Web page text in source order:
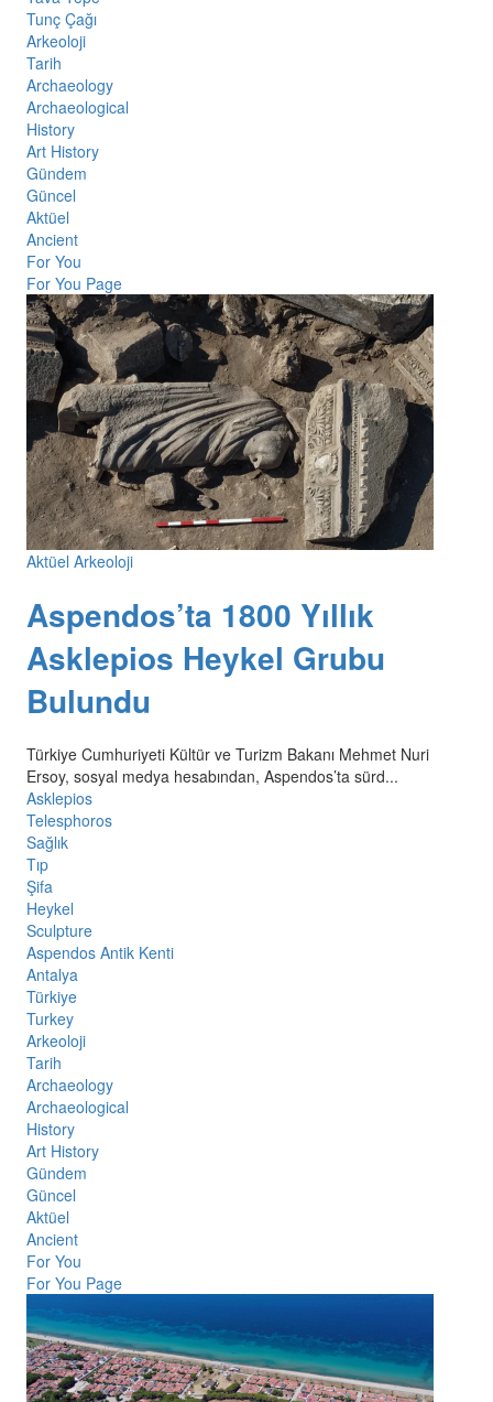
Tunç Çağı
Arkeoloji
Tarih
Archaeology
Archaeological
History
Art History
Gündem
Güncel
Aktüel
Ancient
For You
For You Page
Aktüel Arkeoloji
Aspendos’ta 1800 Yıllık
Asklepios Heykel Grubu
Bulundu
Türkiye Cumhuriyeti Kültür ve Turizm Bakanı Mehmet Nuri
Ersoy, sosyal medya hesabından, Aspendos’ta sürd...
Asklepios
Telesphoros
Sağlık
Tıp
Şifa
Heykel
Sculpture
Aspendos Antik Kenti
Antalya
Türkiye
Turkey
Arkeoloji
Tarih
Archaeology
Archaeological
History
Art History
Gündem
Güncel
Aktüel
Ancient
For You
For You Page